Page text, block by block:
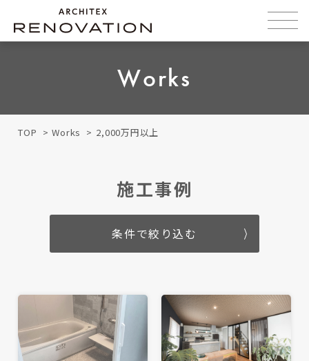
Works
TOP Works 2,000万円以上
ハーフリノベ
その他
キッチンの型
施工事例
条件で絞り込む